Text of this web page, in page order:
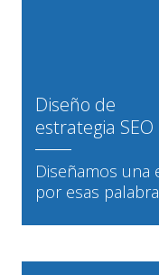
Diseño de
estrategia SEO
Diseñamos una
por esas